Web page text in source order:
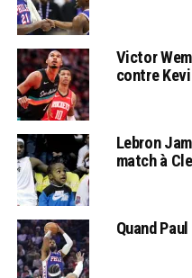
Victor
contre
Lebron
match à
Quand